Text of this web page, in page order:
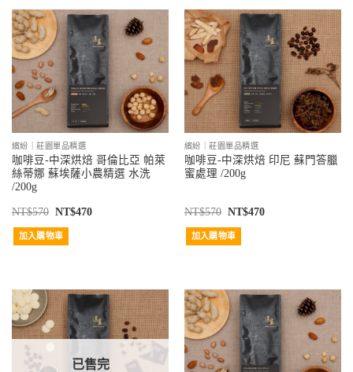
繽紛｜莊園單品精選
咖啡豆-中深烘焙 哥倫比亞 帕萊
絲蒂娜 蘇埃薩小農精選 水洗
/200g
NT$570 NT$470
加入購物車
繽紛｜莊園單品精選
咖啡豆-中深烘焙 印尼 蘇門答臘
蜜處理 /200g
NT$570 NT$470
加入購物車
已售完